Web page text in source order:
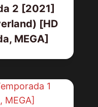
2 [2021]
[HD
MEGA]